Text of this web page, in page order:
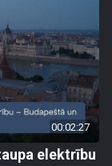
00:02:27
elektrību